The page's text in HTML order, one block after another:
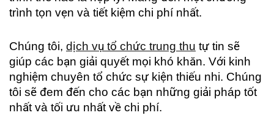
trình tọn vẹn và tiết kiệm chi phí nhất.
Chúng tôi, dịch vụ tổ chức trung thu tự tin sẽ
giúp các bạn giải quyết mọi khó khăn. Với kinh
nghiệm chuyên tổ chức sự kiện thiếu nhi. Chúng
tôi sẽ đem đến cho các bạn những giải pháp tốt
nhất và tối ưu nhất về chi phí.